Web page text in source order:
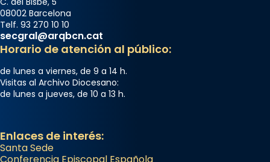
08002 Barcelona
Telf. 93 270 10 10
secgral@arqbcn.cat
Horario de atención al público:
de lunes a viernes, de 9 a 14 h.
Visitas al Archivo Diocesano:
de lunes a jueves, de 10 a 13 h.
Enlaces de interés:
Santa Sede